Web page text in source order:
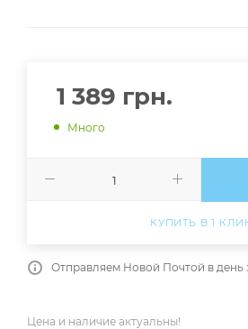
1 389 грн.
Много
КУПИТЬ В 1
Отправляем Новой Почтой в день
Цена и наличие актуальны!